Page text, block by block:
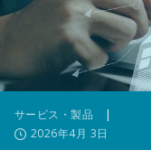
サービス・製品 |
2026年4月 3日